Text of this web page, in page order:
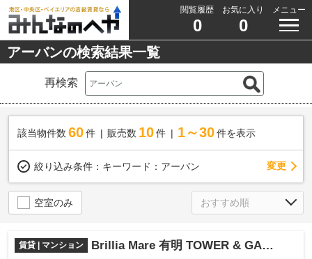
閲覧履歴
0
お気に入り
0
メニュー
アーバンの検索結果一覧
再検索
該当物件数 60件 販売数 10 件 1～30 件を表示
絞り込み条件： キーワード：アーバン 変更
空室のみ
賃貸 | マンション Brillia Mare 有明 TOWER & GARDEN（ブリリアマーレ有明タワー＆ガーデン）